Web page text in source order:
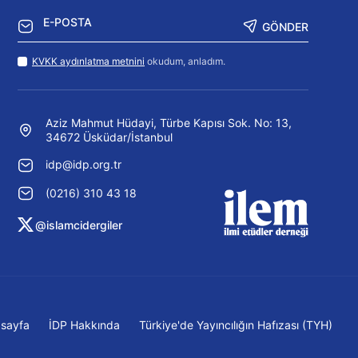
GÖNDER
KVKK aydınlatma metnini okudum, anladım.
Aziz Mahmut Hüdayi, Türbe Kapısı Sok. No: 13,
34672 Üsküdar/İstanbul
idp@idp.org.tr
(0216) 310 43 18
@islamcidergiler
İDP Hakkında Türkiye'de Yayıncılığın Hafızası (TYH)